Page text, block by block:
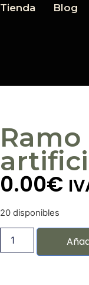
Tienda Blog
0.00€
20 disponibles